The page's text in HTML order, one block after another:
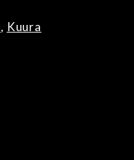
, Kuura